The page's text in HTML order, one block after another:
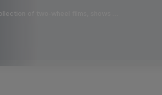
of two-wheel films, shows …